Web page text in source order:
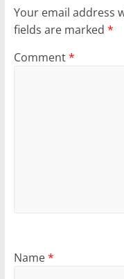
Your email address
fields are marked *
Comment*
Name*